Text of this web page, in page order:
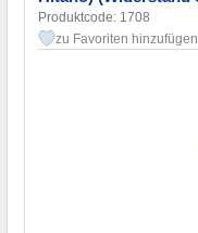
Produktcode: 1708
zu Favoriten hinzufügen